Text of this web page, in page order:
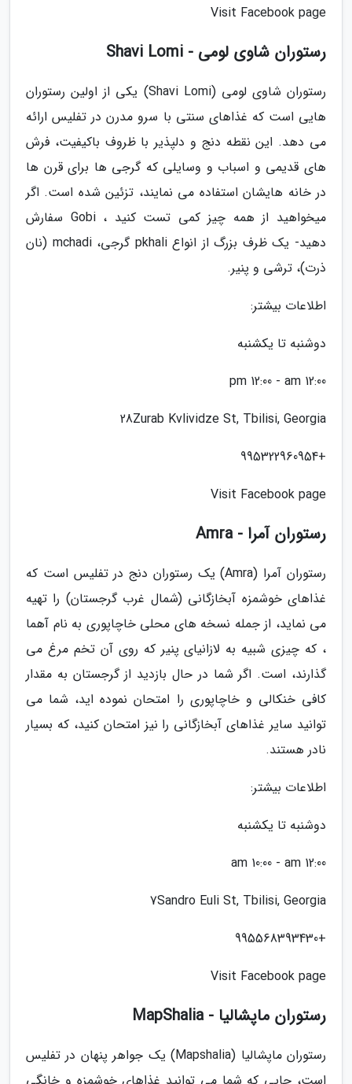
Visit Facebook page
رستوران شاوی لومی - Shavi Lomi
رستوران شاوی لومی (Shavi Lomi) یکی از اولین رستوران
هایی است که غذاهای سنتی با سرو مدرن در تفلیس ارائه
می دهد. این نقطه دنج و دلپذیر با ظروف باکیفیت، فرش
های قدیمی و اسباب و وسایلی که گرجی ها برای قرن ها
در خانه هایشان استفاده می نمایند، تزئین شده است. اگر
میخواهید از همه چیز کمی تست کنید ، Gobi سفارش
دهید- یک ظرف بزرگ از انواع pkhali گرجی، mchadi (نان
ذرت)، ترشی و پنیر.
اطلاعات بیشتر:
دوشنبه تا یکشنبه
12:00 pm 12:00 - am
28Zurab Kvlividze St, Tbilisi, Georgia
+995322960954
Visit Facebook page
رستوران آمرا - Amra
رستوران آمرا (Amra) یک رستوران دنج در تفلیس است که
غذاهای خوشمزه آبخازگانی (شمال غرب گرجستان) را تهیه
می نماید، از جمله نسخه های محلی خاچاپوری به نام آهما
، که چیزی شبیه به لازانیای پنیر که روی آن تخم مرغ می
گذارند، است. اگر شما در حال بازدید از گرجستان به مقدار
کافی خنکالی و خاچاپوری را امتحان نموده اید، شما می
توانید سایر غذاهای آبخازگانی را نیز امتحان کنید، که بسیار
نادر هستند.
اطلاعات بیشتر:
دوشنبه تا یکشنبه
12:00 am 10:00 - am
7Sandro Euli St, Tbilisi, Georgia
+995568393430
Visit Facebook page
رستوران ماپشالیا - MapShalia
رستوران ماپشالیا (Mapshalia) یک جواهر پنهان در تفلیس